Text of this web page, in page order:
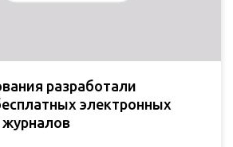
разработали
электронных